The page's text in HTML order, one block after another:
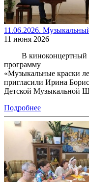
11.06.2026.
11 июня 2026
В киноконцертный
программу
«Музыкальные краски
пригласили Ирина
Детской Музыкальной
Подробнее